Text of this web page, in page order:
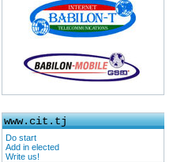
www.cit.tj
Do start
Add in elected
Write us!